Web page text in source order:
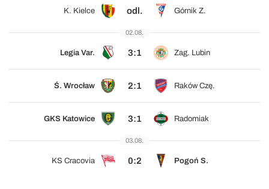
K. Kielce odl. Górnik Z.
02.08.
Legia Var. 3:1 Zag. Lubin
Ś. Wrocław 2:1 Raków Czę.
GKS Katowice 3:1 Radomiak
03.08.
KS Cracovia 0:2 Pogoń S.